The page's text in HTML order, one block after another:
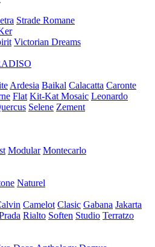
Strade Romane
Victorian Dreams
Ardesia Baikal Calacatta Caronte
Flat Kit-Kat Mosaic Leonardo
Selene Zement
Modular Montecarlo
Naturel
Camelot Clasic Gabana Jakarta
Rialto Soften Studio Terratzo